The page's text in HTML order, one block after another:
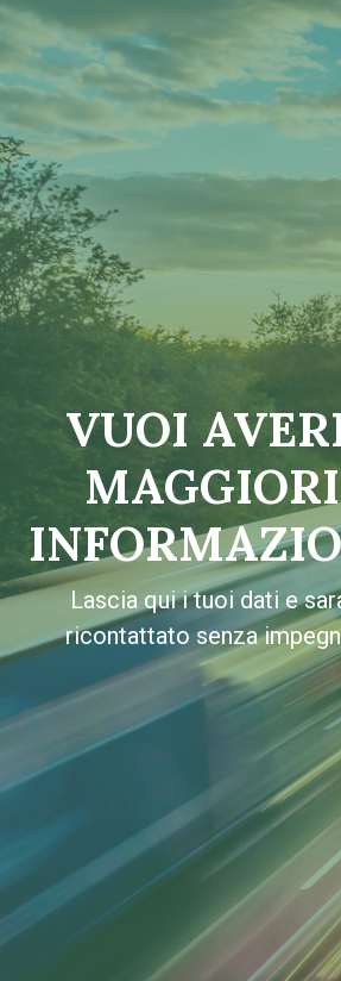
VUOI
MAGGIORI
Lascia qui i tuoi dati e
ricontattato senza